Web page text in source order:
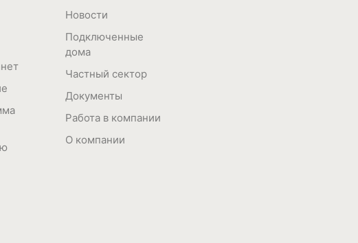
Новости
Подключенные
дома
Частный сектор
Документы
Работа в компании
О компании